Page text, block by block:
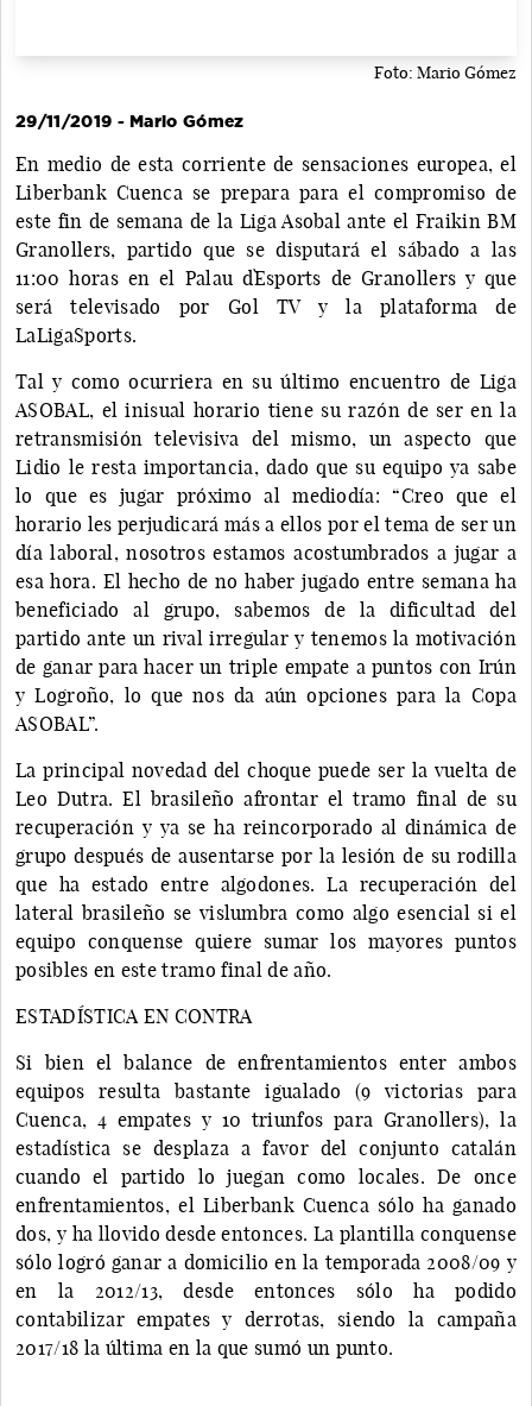
Foto: Mario Gómez
29/11/2019 - Mario Gómez
En medio de esta corriente de sensaciones europea, el
Liberbank Cuenca se prepara para el compromiso de
este fin de semana de la Liga Asobal ante el Fraikin BM
Granollers, partido que se disputará el sábado a las
11:00 horas en el Palau d`Esports de Granollers y que
será televisado por Gol TV y la plataforma de
LaLigaSports.
Tal y como ocurriera en su último encuentro de Liga
ASOBAL, el inisual horario tiene su razón de ser en la
retransmisión televisiva del mismo, un aspecto que
Lidio le resta importancia, dado que su equipo ya sabe
lo que es jugar próximo al mediodía: “Creo que el
horario les perjudicará más a ellos por el tema de ser un
día laboral, nosotros estamos acostumbrados a jugar a
esa hora. El hecho de no haber jugado entre semana ha
beneficiado al grupo, sabemos de la dificultad del
partido ante un rival irregular y tenemos la motivación
de ganar para hacer un triple empate a puntos con Irún
y Logroño, lo que nos da aún opciones para la Copa
ASOBAL”.
La principal novedad del choque puede ser la vuelta de
Leo Dutra. El brasileño afrontar el tramo final de su
recuperación y ya se ha reincorporado al dinámica de
grupo después de ausentarse por la lesión de su rodilla
que ha estado entre algodones. La recuperación del
lateral brasileño se vislumbra como algo esencial si el
equipo conquense quiere sumar los mayores puntos
posibles en este tramo final de año.
ESTADÍSTICA EN CONTRA
Si bien el balance de enfrentamientos enter ambos
equipos resulta bastante igualado (9 victorias para
Cuenca, 4 empates y 10 triunfos para Granollers), la
estadística se desplaza a favor del conjunto catalán
cuando el partido lo juegan como locales. De once
enfrentamientos, el Liberbank Cuenca sólo ha ganado
dos, y ha llovido desde entonces. La plantilla conquense
sólo logró ganar a domicilio en la temporada 2008/09 y
en la 2012/13, desde entonces sólo ha podido
contabilizar empates y derrotas, siendo la campaña
2017/18 la última en la que sumó un punto.